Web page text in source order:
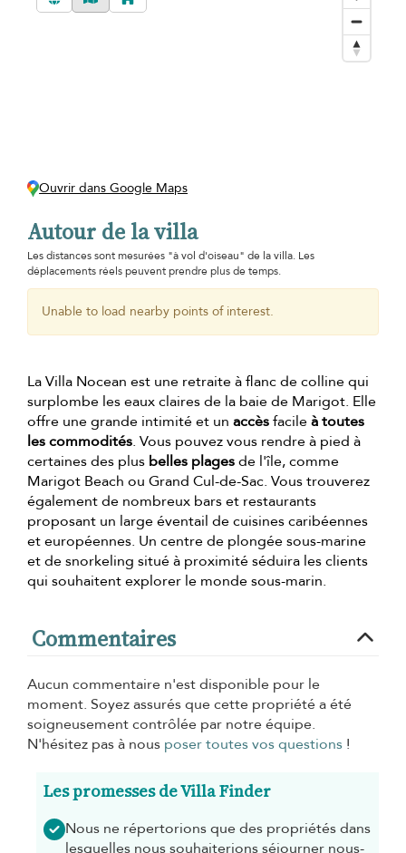
Ouvrir dans Google Maps
Autour de la villa
Les distances sont mesurées "à vol d'oiseau" de la villa. Les
déplacements réels peuvent prendre plus de temps.
Unable to load nearby points of interest.
La Villa Nocean est une retraite à flanc de colline qui
surplombe les eaux claires de la baie de Marigot. Elle
offre une grande intimité et un accèsfacileà toutes
les commodités. Vous pouvez vous rendre à pied à
certaines des plus belles plagesde l'île, comme
Marigot Beach ou Grand Cul-de-Sac. Vous trouverez
également de nombreux bars et restaurants
proposant un large éventail de cuisines caribéennes
et européennes. Un centre de plongée sous-marine
et de snorkeling situé à proximité séduira les clients
qui souhaitent explorer le monde sous-marin.
Commentaires
Aucun commentaire n'est disponible pour le
moment. Soyez assurés que cette propriété a été
soigneusement contrôlée par notre équipe.
N'hésitez pas à nous poser toutes vos questions !
Les promesses de Villa Finder
Nous ne répertorions que des propriétés dans
lesquelles nous souhaiterions séjourner nous-